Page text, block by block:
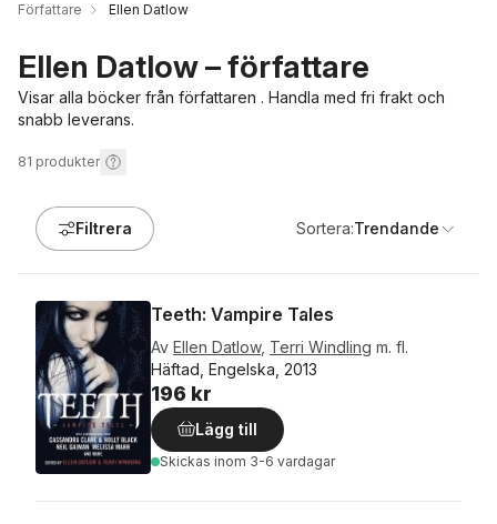
Författare Ellen Datlow
Ellen Datlow – författare
Visar alla böcker från författaren . Handla med fri frakt och
snabb leverans.
81 produkter
Filtrera Sortera:Trendande
Teeth: Vampire Tales
Av Ellen Datlow, Terri Windling m. fl.
Häftad, Engelska, 2013
196 kr
Lägg till
Skickas inom 3-6 vardagar